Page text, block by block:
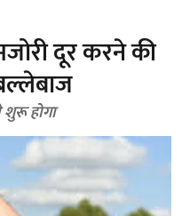
दूर करने की
होगा